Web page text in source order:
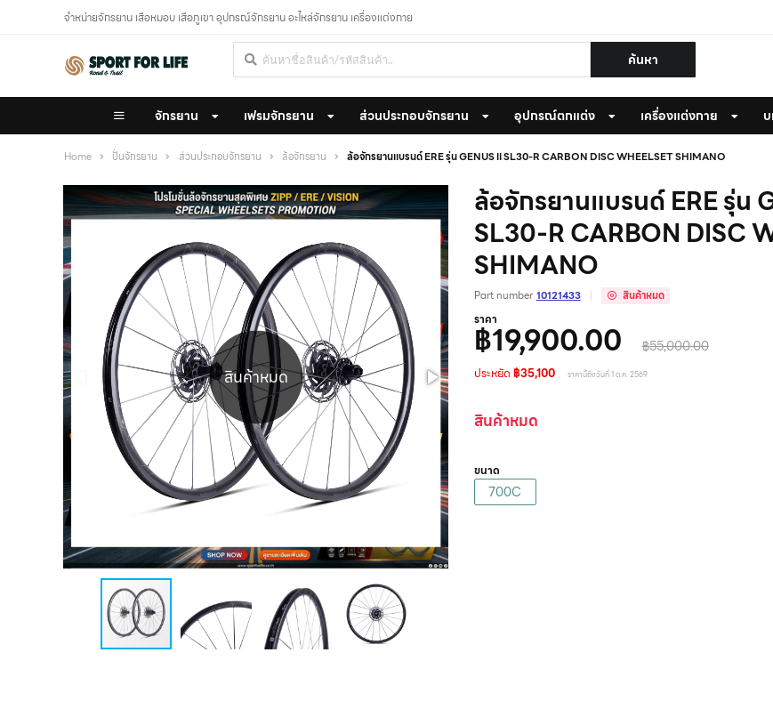
จำหน่ายจักรยาน เสือหมอบ เสือภูเขา อุปกรณ์จักรยาน อะไหล่จักรยาน เครื่องแต่งกาย
ค้นหา
จักรยาน เฟรมจักรยาน ส่วนประกอบจักรยาน อุปกรณ์ตกแต่ง เครื่องแต่งกาย
Home ปั่นจักรยาน ส่วนประกอบจักรยาน ล้อจักรยาน ล้อจักรยานแบรนด์ ERE รุ่น GENUS II SL30-R CARBON DISC WHEELSET SHIMANO
ล้อจักรยานแบรนด์ ERE รุ่น
SL30-R CARBON DISC
SHIMANO
Part number 10121433 สินค้าหมด
ราคา
฿19,900.00 ฿55,000.00
ประหยัด ฿35,100 ราคานี้ถึงวันที่ 1 ต.ค. 2569
สินค้าหมด
ขนาด
700C